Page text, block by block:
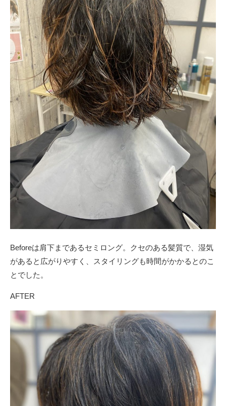
Beforeは肩下まであるセミロング。クセのある髪質で、湿気
があると広がりやすく、スタイリングも時間がかかるとのこ
とでした。
AFTER